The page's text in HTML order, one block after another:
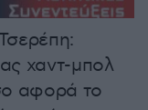
χαντ-μπολ
αφορά το